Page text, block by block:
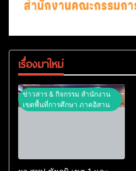
เรื่องมาใหม่
ข่าวสาร & กิจกรรม สำนักงาน
เขตพื้นที่การศึกษา ภาคอิสาน